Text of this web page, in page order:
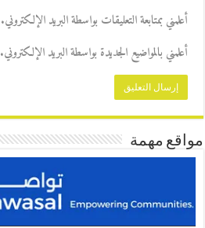
أعلمني بمتابعة التعليقات بواسطة البريد الإلكتروني.
أعلمني بالمواضيع الجديدة بواسطة البريد الإلكتروني.
مواقع مهمة